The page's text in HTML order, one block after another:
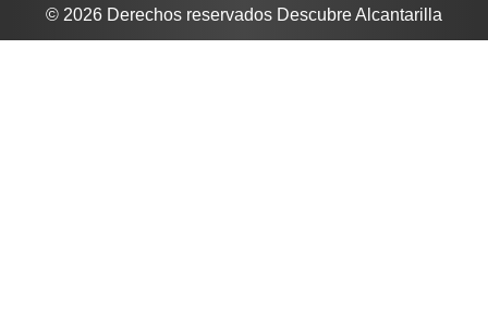
© 2026 Derechos reservados Descubre Alcantarilla